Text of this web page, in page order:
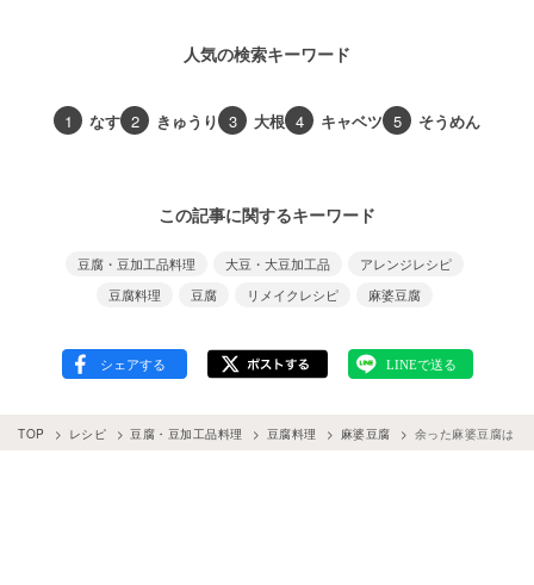
人気の検索キーワード
1 なす 2 きゅうり 3 大根 4 キャベツ 5 そうめん
この記事に関するキーワード
豆腐・豆加工品料理 大豆・大豆加工品
アレンジレシピ
豆腐料理
豆腐 リメイクレシピ 麻婆豆腐
TOP レシピ 豆腐・豆加工品料理 豆腐料理 麻婆豆腐 余った麻婆豆腐はこ